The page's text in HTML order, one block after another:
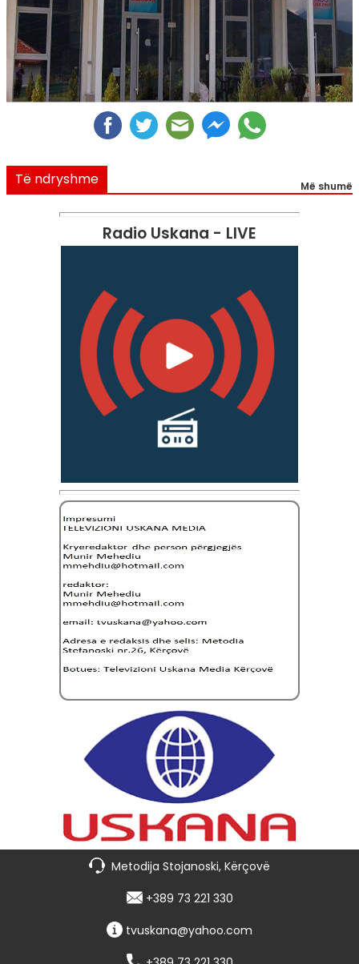
Të ndryshme Më shumë
Radio Uskana - LIVE
Metodija Stojanoski, Kërçovë
+389 73 221 330
tvuskana@yahoo.com